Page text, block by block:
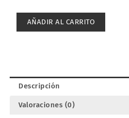
cantidad
AÑADIR AL CARRITO
Descripción
Valoraciones (0)